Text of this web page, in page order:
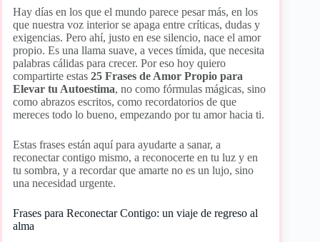
Hay días en los que el mundo parece pesar más, en los
que nuestra voz interior se apaga entre críticas, dudas y
exigencias. Pero ahí, justo en ese silencio, nace el amor
propio. Es una llama suave, a veces tímida, que necesita
palabras cálidas para crecer. Por eso hoy quiero
compartirte estas 25 Frases de Amor Propio para
Elevar tu Autoestima, no como fórmulas mágicas, sino
como abrazos escritos, como recordatorios de que
mereces todo lo bueno, empezando por tu amor hacia ti.
Estas frases están aquí para ayudarte a sanar, a
reconectar contigo mismo, a reconocerte en tu luz y en
tu sombra, y a recordar que amarte no es un lujo, sino
una necesidad urgente.
Frases para Reconectar Contigo: un viaje de regreso al
alma